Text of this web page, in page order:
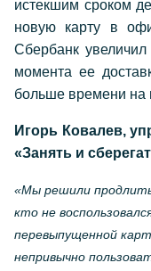
истекшим сроком
новую карту в
Сбербанк
момента ее
больше времени на
Игорь Ковалев,
«Занять и
«Мы решили
кто не
перевыпущенной
непривычно